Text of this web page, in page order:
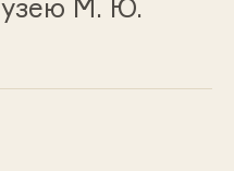
М. Ю.